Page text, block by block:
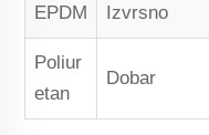
EPDM Izvrsno
Poliur
etan
Dobar